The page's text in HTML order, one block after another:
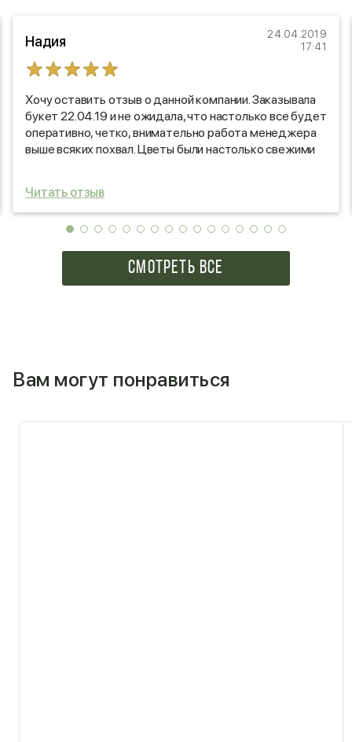
Надия
24.04.2019
17:41
Хочу оставить отзыв о данной компании. Заказывала
букет 22.04.19 и не ожидала, что настолько все будет
оперативно, четко, внимательно работа менеджера
выше всяких похвал. Цветы были настолько свежими
Читать отзыв
СМОТРЕТЬ ВСЕ
Вам могут понравиться